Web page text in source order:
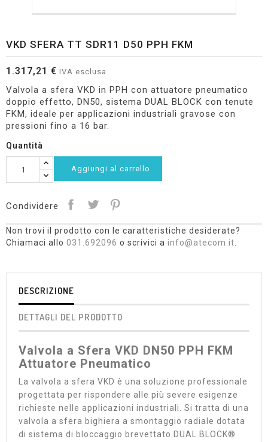
VKD SFERA TT SDR11 D50 PPH FKM
1.317,21 € IVA esclusa
Valvola a sfera VKD in PPH con attuatore pneumatico
doppio effetto, DN50, sistema DUAL BLOCK con tenute
FKM, ideale per applicazioni industriali gravose con
pressioni fino a 16 bar.
Quantità
Aggiungi al carrello
Condividere
Non trovi il prodotto con le caratteristiche desiderate?
Chiamaci allo 031.692096 o scrivici a info@atecom.it
DESCRIZIONE
DETTAGLI DEL PRODOTTO
Valvola a Sfera VKD DN50 PPH FKM
Attuatore Pneumatico
La valvola a sfera VKD è una soluzione professionale
progettata per rispondere alle più severe esigenze
richieste nelle applicazioni industriali. Si tratta di una
valvola a sfera bighiera a smontaggio radiale dotata
di sistema di bloccaggio brevettato DUAL BLOCK®